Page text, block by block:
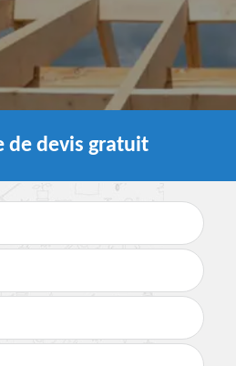
de devis gratuit